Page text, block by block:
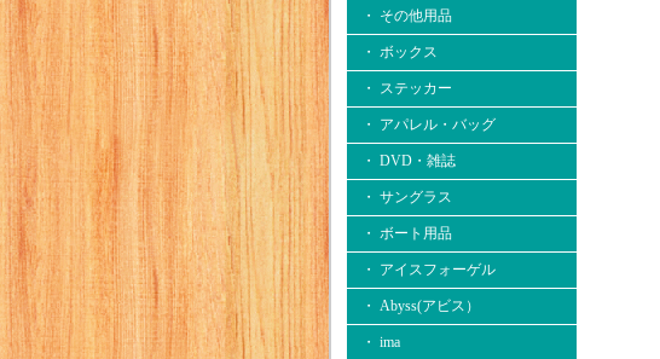
・ その他用品
・ ボックス
・ ステッカー
・ アパレル・バッグ
・ DVD・雑誌
・ サングラス
・ ボート用品
・ アイスフォーゲル
・ Abyss(アビス）
・ ima